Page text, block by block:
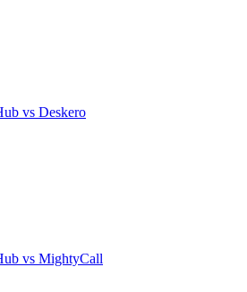
vs Deskero
vs MightyCall